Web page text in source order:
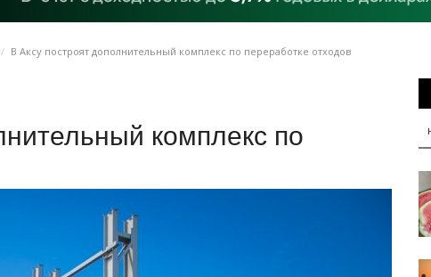
В Аксу построят дополнительный комплекс по переработке отходов
комплекс по